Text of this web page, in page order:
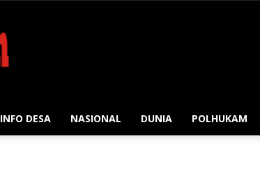
INFO DESA NASIONAL DUNIA POLHUKAM